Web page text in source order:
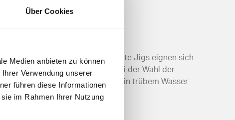
Über Cookies
Medien anbieten zu können
Verwendung unserer
führen diese Informationen
im Rahmen Ihrer Nutzung
Setup zu wählen. Leichte Jigs eignen sich
ideal sind. Besonders bei der Wahl der
schwören auf dunklere Farben in trübem Wasser